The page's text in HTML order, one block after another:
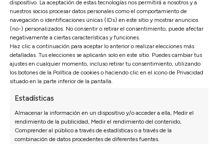
dispositivo. La aceptación de estas tecnologías nos permitirá a nosotros y a
nuestros socios procesar datos personales como el comportamiento de
navegación o identificaciones únicas (IDs) en este sitio y mostrar anuncios
(no-) personalizados. No consentir o retirar el consentimiento, puede afectar
negativamente a ciertas características y funciones.
Haz clic a continuación para aceptar lo anterior o realizar elecciones más
detalladas. Tus elecciones se aplicarán solo en este sitio. Puedes cambiar tus
ajustes en cualquier momento, incluso retirar tu consentimiento, utilizando
los botones de la Política de cookies o haciendo clic en el icono de Privacidad
situado en la parte inferior de la pantalla.
Estadísticas
Almacenar la información en un dispositivo y/o acceder a ella, Medir el
rendimiento de la publicidad, Medir el rendimiento del contenido,
Comprender al público a través de estadísticas o a través de la
combinación de datos procedentes de diferentes fuentes.
Opiniones de nuestros clientes
Sofás Valencia
4,6
Basado en3128opiniones
Ver más opiniones